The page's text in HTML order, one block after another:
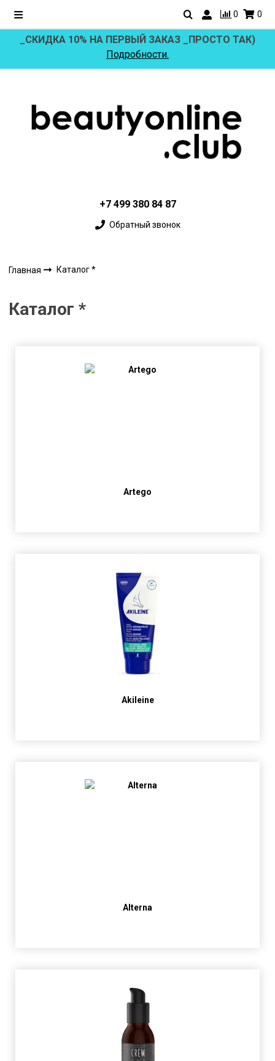
0 0
_СКИДКА 10% НА ПЕРВЫЙ ЗАКАЗ _ПРОСТО ТАК)
Подробности.
+7 499 380 84 87
Обратный звонок
Главная Каталог *
Каталог *
Artego
Akileine
Alterna